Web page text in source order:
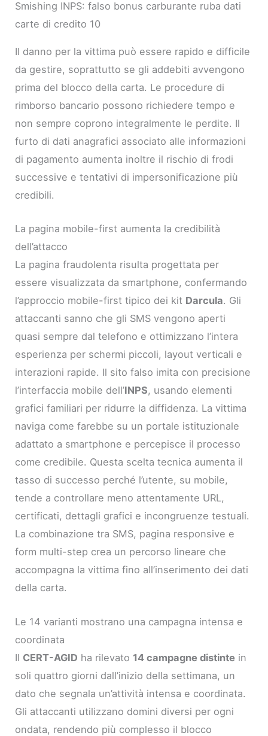
Smishing INPS: falso bonus carburante ruba dati
carte di credito 10
Il danno per la vittima può essere rapido e difficile
da gestire, soprattutto se gli addebiti avvengono
prima del blocco della carta. Le procedure di
rimborso bancario possono richiedere tempo e
non sempre coprono integralmente le perdite. Il
furto di dati anagrafici associato alle informazioni
di pagamento aumenta inoltre il rischio di frodi
successive e tentativi di impersonificazione più
credibili.
La pagina mobile-first aumenta la credibilità
dell’attacco
La pagina fraudolenta risulta progettata per
essere visualizzata da smartphone, confermando
l’approccio mobile-first tipico dei kit Darcula. Gli
attaccanti sanno che gli SMS vengono aperti
quasi sempre dal telefono e ottimizzano l’intera
esperienza per schermi piccoli, layout verticali e
interazioni rapide. Il sito falso imita con precisione
l’interfaccia mobile dell’INPS, usando elementi
grafici familiari per ridurre la diffidenza. La vittima
naviga come farebbe su un portale istituzionale
adattato a smartphone e percepisce il processo
come credibile. Questa scelta tecnica aumenta il
tasso di successo perché l’utente, su mobile,
tende a controllare meno attentamente URL,
certificati, dettagli grafici e incongruenze testuali.
La combinazione tra SMS, pagina responsive e
form multi-step crea un percorso lineare che
accompagna la vittima fino all’inserimento dei dati
della carta.
Le 14 varianti mostrano una campagna intensa e
coordinata
Il CERT-AGID ha rilevato 14 campagne distinte in
soli quattro giorni dall’inizio della settimana, un
dato che segnala un’attività intensa e coordinata.
Gli attaccanti utilizzano domini diversi per ogni
ondata, rendendo più complesso il blocco